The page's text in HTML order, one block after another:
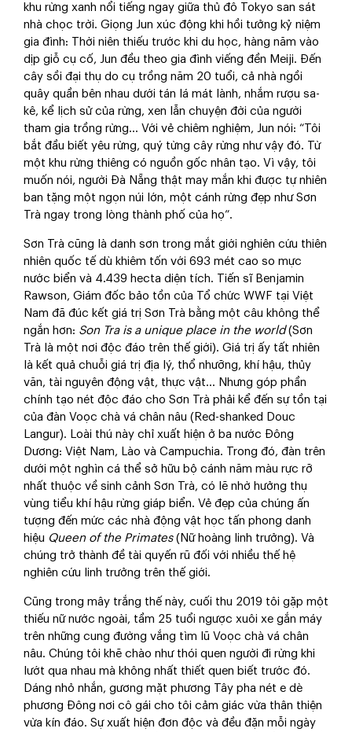
khu rừng xanh nổi tiếng ngay giữa thủ đô Tokyo san sát
nhà chọc trời. Giọng Jun xúc động khi hồi tưởng kỷ niệm
gia đình: Thời niên thiếu trước khi du học, hàng năm vào
dịp giỗ cụ cố, Jun đều theo gia đình viếng đền Meiji. Đến
cây sồi đại thụ do cụ trồng năm 20 tuổi, cả nhà ngồi
quây quần bên nhau dưới tán lá mát lành, nhắm rượu sa-
kê, kể lịch sử của rừng, xen lẫn chuyện đời của người
tham gia trồng rừng… Với vẻ chiêm nghiệm, Jun nói: “Tôi
bắt đầu biết yêu rừng, quý từng cây rừng như vậy đó. Từ
một khu rừng thiêng có nguồn gốc nhân tạo. Vì vậy, tôi
muốn nói, người Đà Nẵng thật may mắn khi được tự nhiên
ban tặng một ngọn núi lớn, một cánh rừng đẹp như Sơn
Trà ngay trong lòng thành phố của họ”.
Sơn Trà cũng là danh sơn trong mắt giới nghiên cứu thiên
nhiên quốc tế dù khiêm tốn với 693 mét cao so mực
nước biển và 4.439 hecta diện tích. Tiến sĩ Benjamin
Rawson, Giám đốc bảo tồn của Tổ chức WWF tại Việt
Nam đã đúc kết giá trị Sơn Trà bằng một câu không thể
ngắn hơn: Son Tra is a unique place in the world(Sơn
Trà là một nơi độc đáo trên thế giới). Giá trị ấy tất nhiên
là kết quả chuỗi giá trị địa lý, thổ nhưỡng, khí hậu, thủy
văn, tài nguyên động vật, thực vật… Nhưng góp phần
chính tạo nét độc đáo cho Sơn Trà phải kể đến sự tồn tại
của đàn Voọc chà vá chân nâu (Red-shanked Douc
Langur). Loài thú này chỉ xuất hiện ở ba nước Đông
Dương: Việt Nam, Lào và Campuchia. Trong đó, đàn trên
dưới một nghìn cá thể sở hữu bộ cánh năm màu rực rỡ
nhất thuộc về sinh cảnh Sơn Trà, có lẽ nhờ hưởng thụ
vùng tiểu khí hậu rừng giáp biển. Vẻ đẹp của chúng ấn
tượng đến mức các nhà động vật học tấn phong danh
hiệu Queen of the Primates (Nữ hoàng linh trưởng). Và
chúng trở thành đề tài quyến rũ đối với nhiều thế hệ
nghiên cứu linh trưởng trên thế giới.
Cũng trong mây trắng thế này, cuối thu 2019 tôi gặp một
thiếu nữ nước ngoài, tầm 25 tuổi ngược xuôi xe gắn máy
trên những cung đường vắng tìm lũ Voọc chà vá chân
nâu. Chúng tôi khẽ chào như thói quen người đi rừng khi
lướt qua nhau mà không nhất thiết quen biết trước đó.
Dáng nhỏ nhắn, gương mặt phương Tây pha nét e dè
phương Đông nơi cô gái cho tôi cảm giác vừa thân thiện
vừa kín đáo. Sự xuất hiện đơn độc và đều đặn mỗi ngày